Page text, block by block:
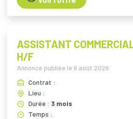
ASSISTANT
H/F
Annonce publiée le 6 août 2026
Contrat :
Lieu :
Durée : 3 mois
Temps :